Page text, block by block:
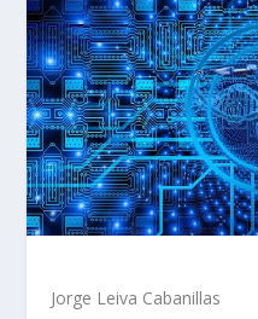
Jorge Leiva Cabanillas